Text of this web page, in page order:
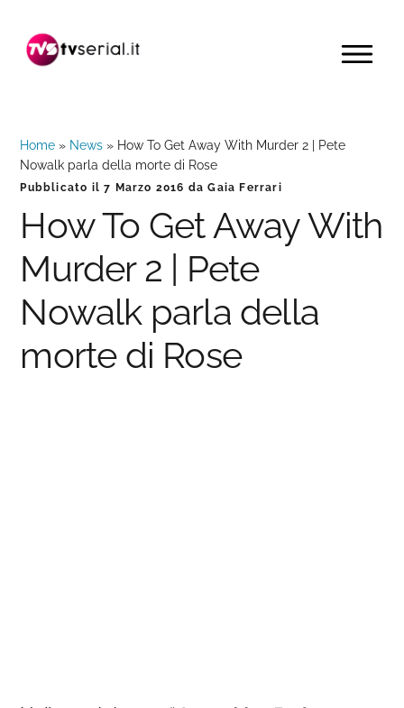
navigazione
contenuto
barra
MENU
Home » News » How To Get Away With Murder 2 | Pete
Nowalk parla della morte di Rose
Pubblicato il7 Marzo 2016 daGaia Ferrari
How To Get Away With
Murder 2 | Pete
Nowalk parla della
morte di Rose